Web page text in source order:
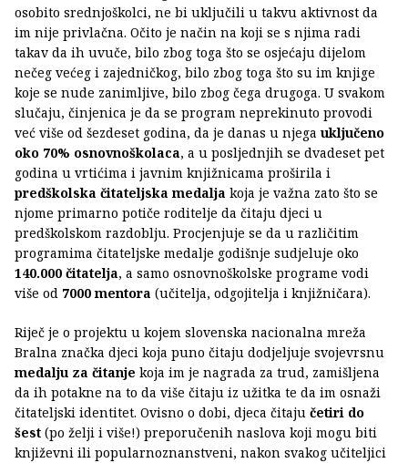
osobito srednjoškolci, ne bi uključili u takvu aktivnost da
im nije privlačna. Očito je način na koji se s njima radi
takav da ih uvuče, bilo zbog toga što se osjećaju dijelom
nečeg većeg i zajedničkog, bilo zbog toga što su im knjige
koje se nude zanimljive, bilo zbog čega drugoga. U svakom
slučaju, činjenica je da se program neprekinuto provodi
već više od šezdeset godina, da je danas u njega uključeno
oko 70% osnovnoškolaca, a u posljednjih se dvadeset pet
godina u vrtićima i javnim knjižnicama proširila i
predškolska čitateljska medalja koja je važna zato što se
njome primarno potiče roditelje da čitaju djeci u
predškolskom razdoblju. Procjenjuje se da u različitim
programima čitateljske medalje godišnje sudjeluje oko
140.000 čitatelja, a samo osnovnoškolske programe vodi
više od 7000 mentora (učitelja, odgojitelja i knjižničara).
Riječ je o projektu u kojem slovenska nacionalna mreža
Bralna značka djeci koja puno čitaju dodjeljuje svojevrsnu
medalju za čitanje koja im je nagrada za trud, zamišljena
da ih potakne na to da više čitaju iz užitka te da im osnaži
čitateljski identitet. Ovisno o dobi, djeca čitaju četiri do
šest (po želji i više!) preporučenih naslova koji mogu biti
književni ili popularnoznanstveni, nakon svakog učiteljici